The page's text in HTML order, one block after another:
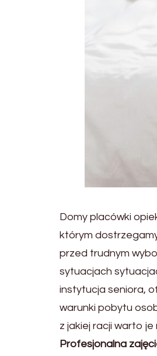
Domy placówki
którym
przed trudnym
sytuacjach
instytucja seniora,
warunki pobytu
z jakiej racji warto
Profesjonalna